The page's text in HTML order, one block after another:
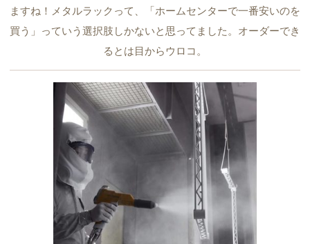
ますね！メタルラックって、「ホームセンターで一番安いのを
買う」っていう選択肢しかないと思ってました。オーダーでき
るとは目からウロコ。